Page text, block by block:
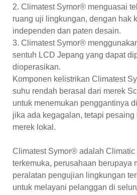
2. Climatest Symor® menguasai
ruang uji lingkungan, dengan hak
independen dan paten desain.
3. Climatest Symor®
sentuh LCD Jepang yang dapat
dioperasikan.
Komponen kelistrikan Climatest
suhu rendah berasal dari merek
untuk menemukan penggantinya
jika ada kegagalan, tetapi
merek lokal.
Climatest Symor® adalah Climatic
terkemuka, perusahaan berupaya
peralatan pengujian lingkungan
untuk melayani pelanggan di